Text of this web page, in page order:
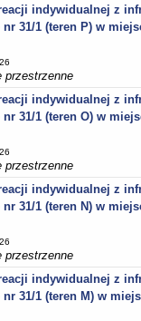
sprawozdania
uwarunkowaniach
Problemów
indywidualnej z
nr 31/1 (teren P) w
przestrzenne
indywidualnej z
31/1 (teren O) w
przestrzenne
indywidualnej z
31/1 (teren N) w
przestrzenne
indywidualnej z
nr 31/1 (teren M) w